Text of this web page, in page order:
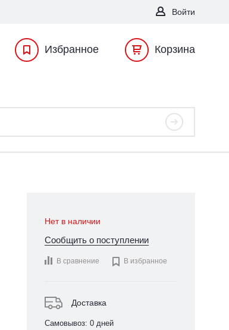
Войти
Избранное Корзина
Нет в наличии
Сообщить о поступлении
В сравнение  В избранное
Доставка
Самовывоз: 0 дней